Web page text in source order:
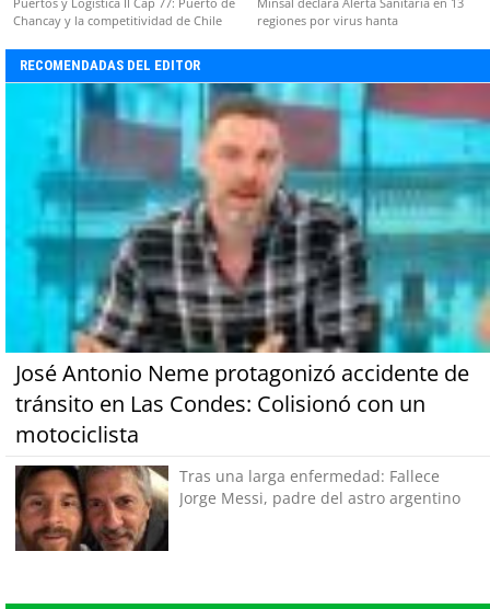
Chancay y la competitividad de Chile
regiones por virus hanta
RECOMENDADAS DEL EDITOR
José Antonio Neme protagonizó accidente de
tránsito en Las Condes: Colisionó con un
motociclista
Tras una larga enfermedad: Fallece
Jorge Messi, padre del astro argentino